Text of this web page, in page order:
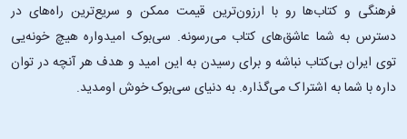
فرهنگی و کتاب‌ها رو با ارزون‌ترین قیمت ممکن و سریع‌ترین راه‌های در
دسترس به شما عاشق‌های کتاب می‌رسونه. سی‌بوک امیدواره هیچ خونه‌یی
توی ایران بی‌کتاب نباشه و برای رسیدن به این امید و هدف هر آنچه در توان
داره با شما به اشتراک می‌گذاره. به دنیای سی‌بوک خوش اومدید.